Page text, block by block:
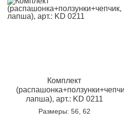
Комплект
лапша), арт.: KD 0211
Размеры: 56, 62